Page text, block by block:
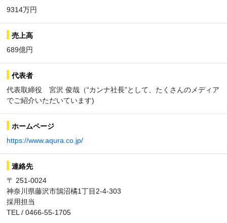
9314万円
売上高
689億円
代表者
代表取締役 宮沢 俊哉（“カンナ社長”として、たくさんのメディア
でご紹介いただいています)
ホームページ
https://www.aqura.co.jp/
連絡先
〒 251-0024
神奈川県藤沢市鵠沼橘1丁目2-4-303
採用担当
TEL / 0466-55-1705